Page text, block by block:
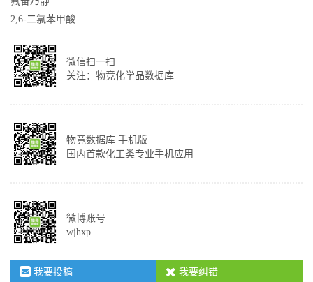
2,6-二氯苯甲酸
微信扫一扫
关注：物竞化学品数据库
物竟数据库 手机版
国内首款化工类专业手机应用
微博账号
wjhxp
我要投稿 我要纠错